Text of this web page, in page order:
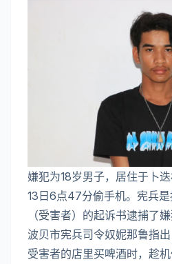
嫌犯为18岁男子，居住于卜
13日6点47分偷手机。宪兵
（受害者）的起诉书逮捕了嫌
波贝市宪兵司令奴妮那鲁指
受害者的店里买啤酒时，趁